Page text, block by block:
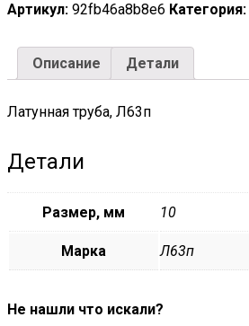
Артикул: 92fb46a8b8e6 Категория:
Описание Детали
Латунная труба, Л63п
Детали
Размер, мм 10
Марка Л63п
Не нашли что искали?